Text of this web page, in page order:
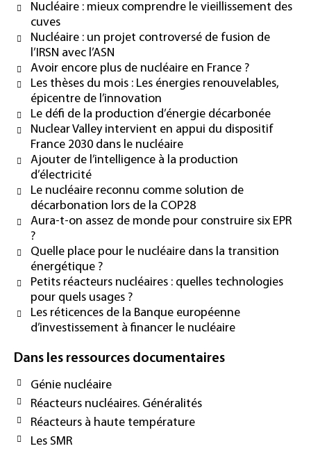
Nucléaire : mieux comprendre le vieillissement des
cuves
Nucléaire : un projet controversé de fusion de
l’IRSN avec l’ASN
Avoir encore plus de nucléaire en France ?
Les thèses du mois : Les énergies renouvelables,
épicentre de l’innovation
Le défi de la production d’énergie décarbonée
Nuclear Valley intervient en appui du dispositif
France 2030 dans le nucléaire
Ajouter de l’intelligence à la production
d’électricité
Le nucléaire reconnu comme solution de
décarbonation lors de la COP28
Aura-t-on assez de monde pour construire six EPR
?
Quelle place pour le nucléaire dans la transition
énergétique ?
Petits réacteurs nucléaires : quelles technologies
pour quels usages ?
Les réticences de la Banque européenne
d’investissement à financer le nucléaire
Dans les ressources documentaires
Génie nucléaire
Réacteurs nucléaires. Généralités
Réacteurs à haute température
Les SMR